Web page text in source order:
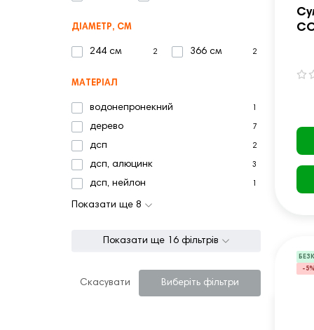
ДІАМЕТР, СМ
244 см 2 366 см 2
МАТЕРІАЛ
водонепронекний
дерево 7
дсп 2
дсп, алюцинк 3
дсп, нейлон
Показати ще 8
Показати ще 16 фільтрів
Скасувати Виберіть фільтри
-5%